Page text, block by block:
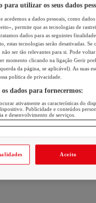
para utilizar os seus dados
acedemos a dados pessoais, como
permite que as tecnologias de
dados para as seguintes
estas tecnologias serão desativadas. Se
ser tão relevantes para si. Pode voltar
momento clicando na ligação Gerir
da página, se aplicável). As suas
política de privacidade.
os dados para fornecermos:
ativamente as características do
Publicidade e conteúdos
e desenvolvimento de serviços.
Aceito